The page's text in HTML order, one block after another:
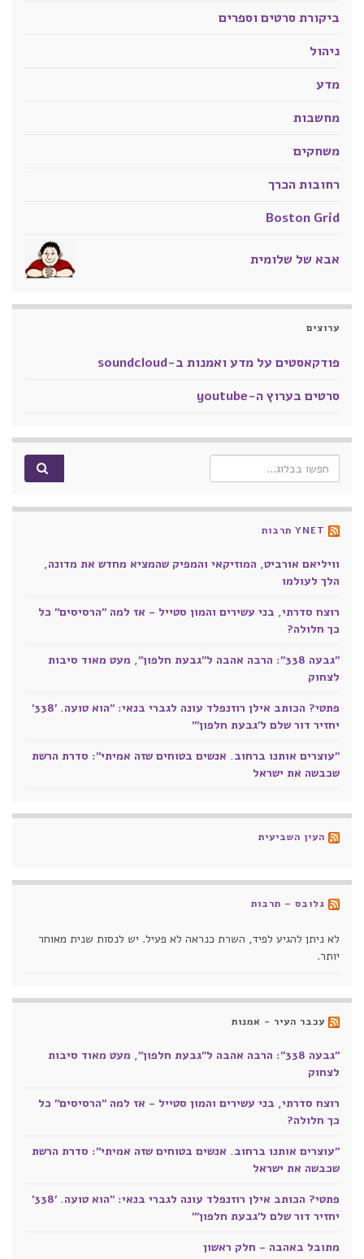
ביקורת סרטים וספרים
ניהול
מדע
מחשבות
משחקים
רחובות הכרך
Boston Grid
אבא של שלומית
ערוצים
פודקאסטים על מדע ואמנות ב-soundcloud
סרטים בערוץ ה-youtube
Search for:
YNET תרבות
וויליאם אורביט, המוזיקאי והמפיק שהמציא מחדש את מדונה,
הלך לעולמו
רוצח סדרתי, בני עשירים והמון סטייל - אז למה "הרסיסים" כל
כך חלולה?
"גבעה 338": הרבה אהבה ל"גבעת חלפון", מעט מאוד סיבות
לצחוק
פתטי? הכותב אילן רוזנפלד עונה לגברי בנאי: "הוא טועה. '338'
יחזיר דור שלם ל'גבעת חלפון'"
"עוצרים אותנו ברחוב. אנשים בטוחים שזה אמיתי": סדרת הרשת
שכבשה את ישראל
העין השביעית
גלובס – תרבות
לא ניתן להגיע לפיד, השרת כנראה לא פעיל. יש לנסות שנית מאוחר
יותר.
עכבר העיר - אמנות
"גבעה 338": הרבה אהבה ל"גבעת חלפון", מעט מאוד סיבות
לצחוק
רוצח סדרתי, בני עשירים והמון סטייל - אז למה "הרסיסים" כל
כך חלולה?
"עוצרים אותנו ברחוב. אנשים בטוחים שזה אמיתי": סדרת הרשת
שכבשה את ישראל
פתטי? הכותב אילן רוזנפלד עונה לגברי בנאי: "הוא טועה. '338'
יחזיר דור שלם ל'גבעת חלפון'"
מתובל באהבה - חלק ראשון